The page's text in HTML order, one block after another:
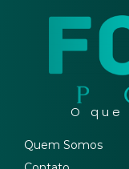
O que
Quem Somos